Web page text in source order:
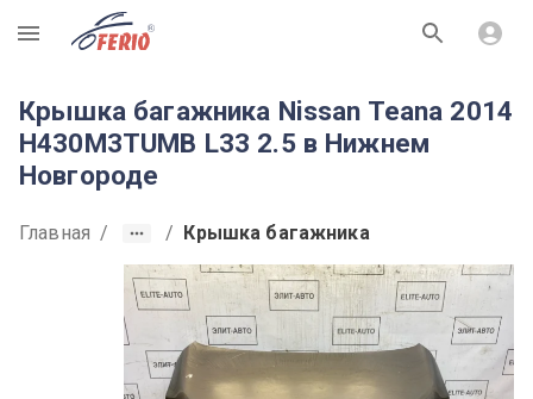
R
Крышка багажника Nissan Teana 2014
H430M3TUMB L33 2.5 в Нижнем
Новгороде
Главная / / Крышка багажника